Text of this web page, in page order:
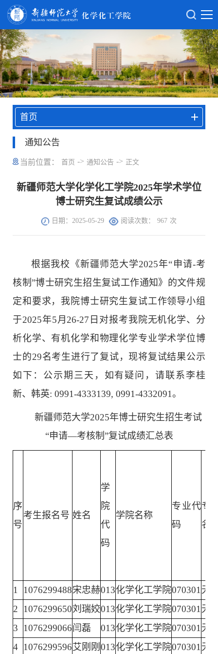
首页
通知公告
当前位置： 首页 -> 通知公告 -> 正文
新疆师范大学化学化工学院2025年学术学位
博士研究生复试成绩公示
日期：2025-05-29 阅读次数： 967 次
根据我校《新疆师范大学2025年“申请-考
核制”博士研究生招生复试工作通知》的文件规
定和要求，我院博士研究生复试工作领导小组
于2025年5月26-27日对报考我院无机化学、分
析化学、有机化学和物理化学专业学术学位博
士的29名考生进行了复试，现将复试结果公示
如下：公示期三天，如有疑问，请联系李桂
新、韩英: 0991-4333139, 0991-4332091。
新疆师范大学2025年博士研究生招生考试
“申请—考核制”复试成绩汇总表
序
号
考生报名号 姓名
学
院
代
码
学院名称
专业代
码
专
名
1 1076299488宋忠赫013化学化工学院070301 无
2
1076299650刘瑞姣013化学化工学院070301 无
3
1076299066闫磊 013化学化工学院070301 无
4 1076299596艾刚刚 013化学化工学院070301 无